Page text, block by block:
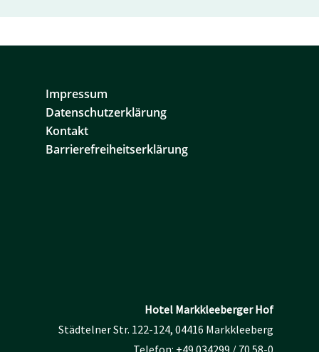
Impressum
Datenschutzerklärung
Kontakt
Barrierefreiheitserklärung
Hotel Markkleeberger Hof
Städtelner Str. 122-124, 04416 Markkleeberg
Telefon: +49 034299 / 70 58-0